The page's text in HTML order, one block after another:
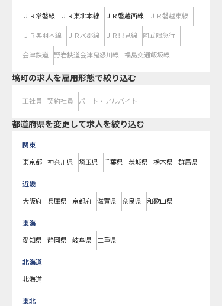
ＪＲ常磐線 ＪＲ東北本線 ＪＲ磐越西線 ＪＲ磐越東線
ＪＲ奥羽本線 ＪＲ水郡線 ＪＲ只見線 阿武隈急行
会津鉄道 野岩鉄道会津鬼怒川線 福島交通飯坂線
塙町の求人を雇用形態で絞り込む
正社員 契約社員 パート・アルバイト
都道府県を変更して求人を絞り込む
関東
東京都 神奈川県 埼玉県 千葉県 茨城県 栃木県 群馬県
近畿
大阪府 兵庫県 京都府 滋賀県 奈良県 和歌山県
東海
愛知県 静岡県 岐阜県 三重県
北海道
北海道
東北